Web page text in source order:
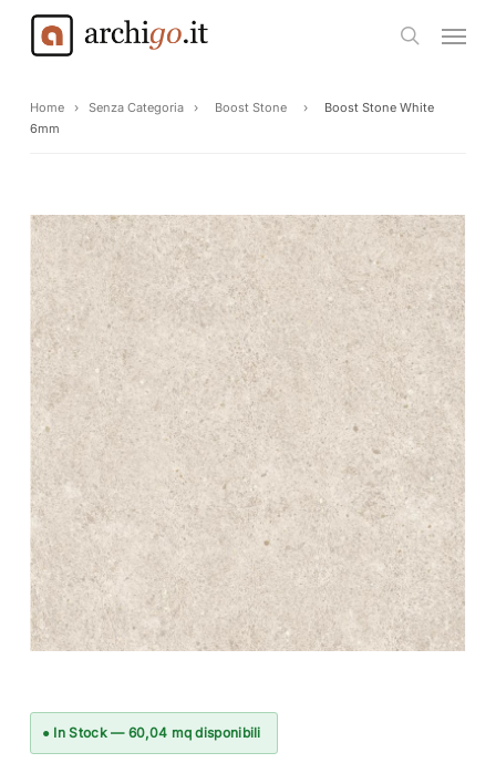
content
search
Home › Senza Categoria › Boost Stone ›
Boost Stone White
6mm
● In Stock — 60,04 mq disponibili